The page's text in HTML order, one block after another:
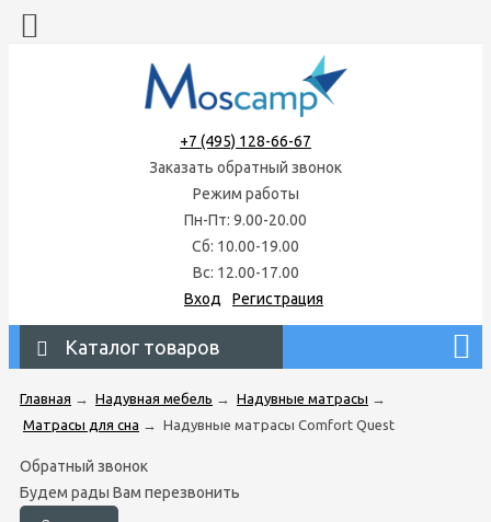
+7 (495) 128-66-67
Заказать обратный звонок
Режим работы
Пн-Пт: 9.00-20.00
Сб: 10.00-19.00
Вс: 12.00-17.00
Вход
Регистрация
Каталог товаров
Главная → Надувная мебель → Надувные матрасы →
Матрасы для сна → Надувные матрасы Comfort Quest
Обратный звонок
Будем рады Вам перезвонить